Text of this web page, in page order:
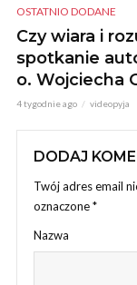
OSTATNIO DODANE
Czy wiara i
spotkanie
o. Wojciecha
4 tygodnie ago videopyja
DODAJ
Twój adres email
oznaczone*
Nazwa